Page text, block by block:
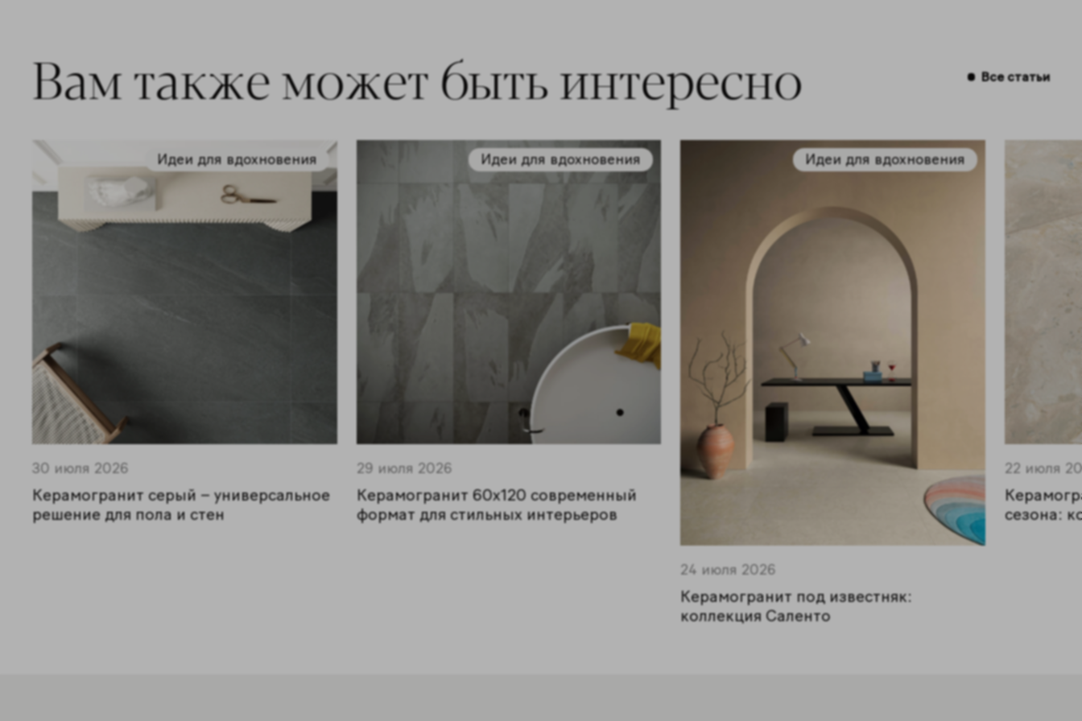
Вам также может быть интересно Все статьи
Идеи для вдохновения
30 июля 2026
Керамогранит серый – универсальное
решение для пола и стен
Идеи для вдохновения
29 июля 2026
Керамогранит 60x120 современный
формат для стильных интерьеров
Идеи для вдохновения
24 июля 2026
Керамогранит под известняк:
коллекция Саленто
22 июля
сезона: